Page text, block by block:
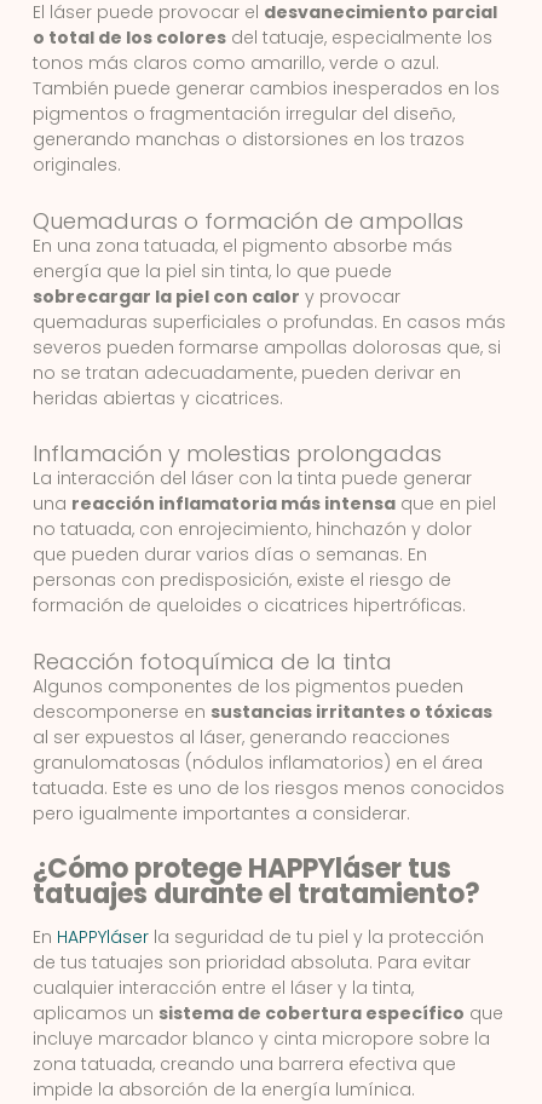
El láser puede provocar el desvanecimiento parcial
o total de los coloresdel tatuaje, especialmente los
tonos más claros como amarillo, verde o azul.
También puede generar cambios inesperados en los
pigmentos o fragmentación irregular del diseño,
generando manchas o distorsiones en los trazos
originales.
Quemaduras o formación de ampollas
En una zona tatuada, el pigmento absorbe más
energía que la piel sin tinta, lo que puede
sobrecargar la piel con calor y provocar
quemaduras superficiales o profundas. En casos más
severos pueden formarse ampollas dolorosas que, si
no se tratan adecuadamente, pueden derivar en
heridas abiertas y cicatrices.
Inflamación y molestias prolongadas
La interacción del láser con la tinta puede generar
una reacción inflamatoria más intensaque en piel
no tatuada, con enrojecimiento, hinchazón y dolor
que pueden durar varios días o semanas. En
personas con predisposición, existe el riesgo de
formación de queloides o cicatrices hipertróficas.
Reacción fotoquímica de la tinta
Algunos componentes de los pigmentos pueden
descomponerse en sustancias irritantes o tóxicas
al ser expuestos al láser, generando reacciones
granulomatosas (nódulos inflamatorios) en el área
tatuada. Este es uno de los riesgos menos conocidos
pero igualmente importantes a considerar.
¿Cómo protege HAPPYláser tus
tatuajes durante el tratamiento?
En HAPPYláserla seguridad de tu piel y la protección
de tus tatuajes son prioridad absoluta. Para evitar
cualquier interacción entre el láser y la tinta,
aplicamos un sistema de cobertura específico que
incluye marcador blanco y cinta micropore sobre la
zona tatuada, creando una barrera efectiva que
impide la absorción de la energía lumínica.